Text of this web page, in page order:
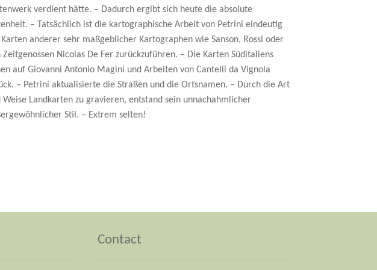
verdient hätte. – Dadurch ergibt sich heute die absolute
– Tatsächlich ist die kartographische Arbeit von Petrini eindeutig
anderer sehr maßgeblicher Kartographen wie Sanson, Rossi oder
Zeitgenossen Nicolas De Fer zurückzuführen. – Die Karten Süditaliens
auf Giovanni Antonio Magini und Arbeiten von Cantelli da Vignola
– Petrini aktualisierte die Straßen und die Ortsnamen. – Durch die Art
Weise Landkarten zu gravieren, entstand sein unnachahmlicher
Stil. – Extrem selten!
Contact